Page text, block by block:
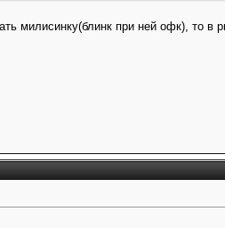
милисинку(блинк при ней офк), то в